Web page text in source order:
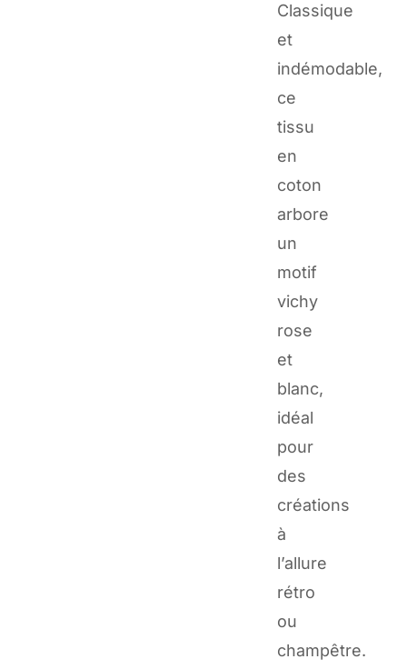
Classique
et
indémodable,
ce
tissu
en
coton
arbore
un
motif
vichy
rose
et
blanc,
idéal
pour
des
créations
à
l’allure
rétro
ou
champêtre.